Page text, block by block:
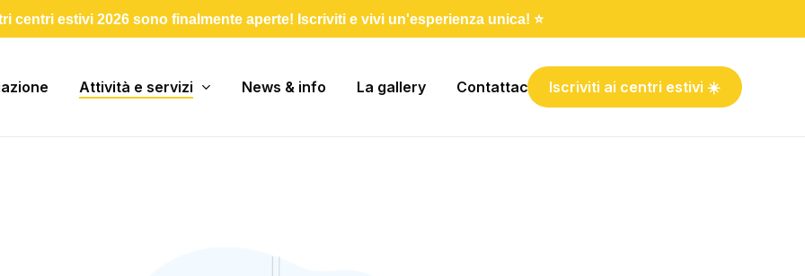
centri estivi 2026 sono finalmente aperte! Iscriviti e vivi un'esperienza unica! ⭐️
Attività e servizi News & info La gallery Contattaci Iscriviti ai centri estivi ☀️